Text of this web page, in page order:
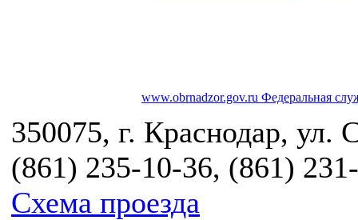
www.obrnadzor.gov.ru Федеральная
350075, г. Краснодар, ул.
(861) 235-10-36, (861)
Схема проезда